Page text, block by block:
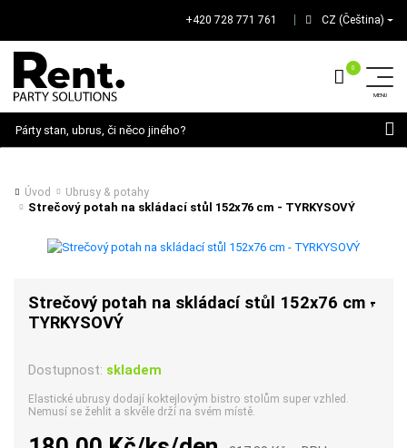
+420 728 771 761 CZ (Čeština)
Úvod Ubrusy & potahy
Strečový potah na skládací stůl 152x76 cm - TYRKYSOVÝ
Strečový potah na skládací stůl 152x76 cm -
TYRKYSOVÝ
Dostupnost: skladem
Elastické ubrusy dodají koktejlovým bistro stolům super vzhled.
Nemusí se žehlit a skvěle drží na svém místě.